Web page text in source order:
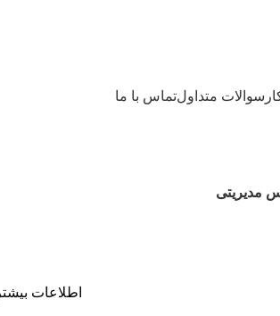
سوالات متداولتماس با ما
مدیریتی
اطلاعات بیشتر